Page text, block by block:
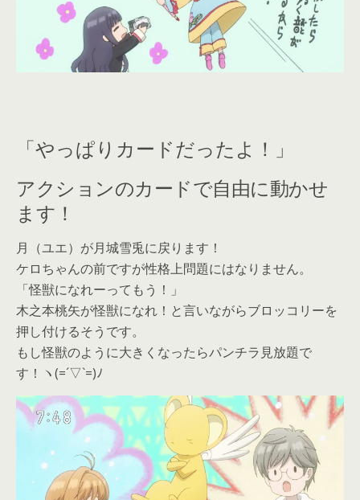
「やっぱりカードだったよ！」
アクションのカードで自由に動かせ
ます！
月（ユエ）が月城雪兎に戻ります！
ケロちゃんの前ですが性格上問題にはなりません。
「怪獣になれーってもう！」
木之本桃矢が怪獣になれ！と言いながらブロッコリーを
押し付けるそうです。
もし怪獣のように大きくなったらパンチラ見放題で
す！ヽ(=´▽`=)ﾉ